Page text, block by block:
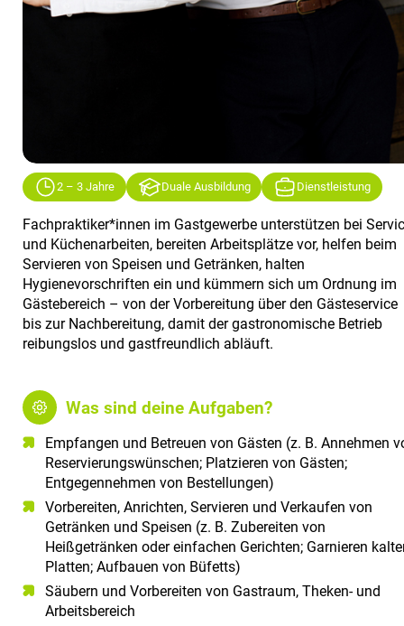
2 – 3 Jahre Duale Ausbildung Dienstleistung
Fachpraktiker*innen im Gastgewerbe unterstützen bei
und Küchenarbeiten, bereiten Arbeitsplätze vor, helfen beim
Servieren von Speisen und Getränken, halten
Hygienevorschriften ein und kümmern sich um Ordnung im
Gästebereich – von der Vorbereitung über den Gästeservice
bis zur Nachbereitung, damit der gastronomische Betrieb
reibungslos und gastfreundlich abläuft.
Was sind deine Aufgaben?
Empfangen und Betreuen von Gästen (z. B. Annehmen
Reservierungswünschen; Platzieren von Gästen;
Entgegennehmen von Bestellungen)
Vorbereiten, Anrichten, Servieren und Verkaufen von
Getränken und Speisen (z. B. Zubereiten von
Heißgetränken oder einfachen Gerichten; Garnieren
Platten; Aufbauen von Büfetts)
Säubern und Vorbereiten von Gastraum, Theken- und
Arbeitsbereich